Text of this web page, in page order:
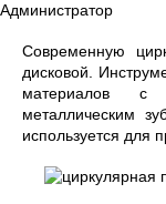
Администратор
Современную
дисковой.
материалов с
металлическим
используется для